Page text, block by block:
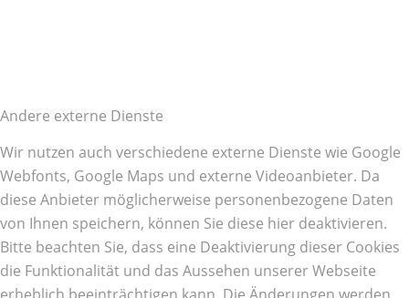
Andere externe Dienste
Wir nutzen auch verschiedene externe Dienste wie Google
Webfonts, Google Maps und externe Videoanbieter. Da
diese Anbieter möglicherweise personenbezogene Daten
von Ihnen speichern, können Sie diese hier deaktivieren.
Bitte beachten Sie, dass eine Deaktivierung dieser Cookies
die Funktionalität und das Aussehen unserer Webseite